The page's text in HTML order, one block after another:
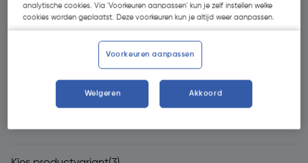
analytische cookies. Via 'Voorkeuren aanpassen' kun je zelf instellen welke
cookies worden geplaatst. Deze voorkeuren kun je altijd weer aanpassen.
Voorkeuren aanpassen
Weigeren Akkoord